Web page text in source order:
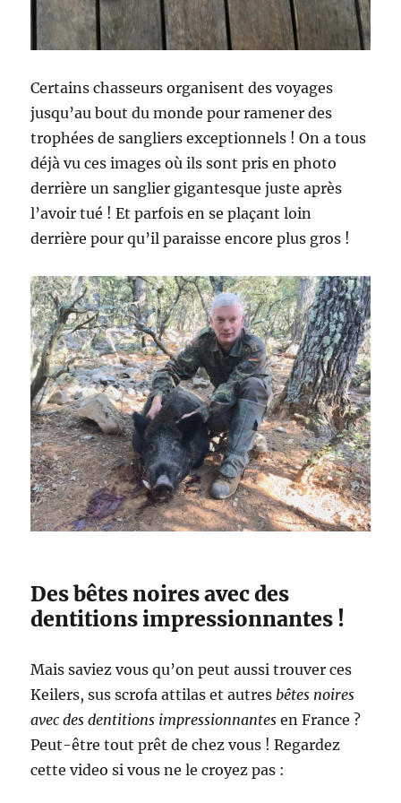
h
é
s
e
»
m
…
Certains chasseurs organisent des voyages
jusqu’au bout du monde pour ramener des
trophées de sangliers exceptionnels ! On a tous
déjà vu ces images où ils sont pris en photo
derrière un sanglier gigantesque juste après
l’avoir tué ! Et parfois en se plaçant loin
derrière pour qu’il paraisse encore plus gros !
Des bêtes noires avec des
dentitions impressionnantes !
Mais saviez vous qu’on peut aussi trouver ces
Keilers, sus scrofa attilas et autres bêtes noires
avec des dentitions impressionnantes en France ?
Peut-être tout prêt de chez vous ! Regardez
cette video si vous ne le croyez pas :